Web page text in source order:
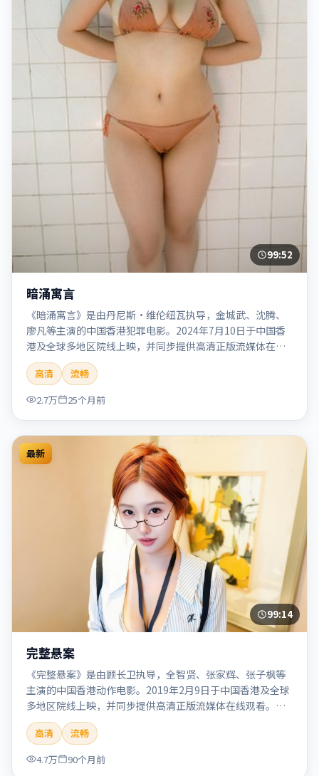
99:52
暗涌寓言
《暗涌寓言》是由丹尼斯·维伦纽瓦执导，金城武、沈腾、
廖凡等主演的中国香港犯罪电影。2024年7月10日于中国香
港及全球多地区院线上映，并同步提供高清正版流媒体在线
观看。剧情与看点：聚焦案件与人性灰色地带，张力十足，
兼具社会观察与戏剧冲突。本片适合检索「暗涌寓言」「丹
尼斯·维伦纽瓦」「犯罪」「中国香港」「2024」「2024-
07-10上映」等关键词的影迷阅读简介与主创信息。
高清
流畅
2.7万
25个月前
最新
99:14
完整悬案
《完整悬案》是由顾长卫执导，全智贤、张家辉、张子枫等
主演的中国香港动作电影。2019年2月9日于中国香港及全球
多地区院线上映，并同步提供高清正版流媒体在线观看。剧
情与看点：动作场面密集，节奏明快，适合喜欢热血追缉与
爆破场面的观众。本片适合检索「完整悬案」「顾长卫」
「动作」「中国香港」「2019」「2019-02-09上映」等关键
词的影迷阅读简介与主创信息。
高清
流畅
4.7万
90个月前